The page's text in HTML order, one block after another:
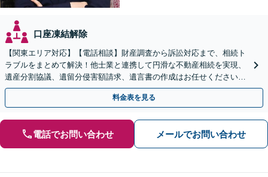
口座凍結解除
【関東エリア対応】【電話相談】財産調査から訴訟対応まで、相続ト
ラブルをまとめて解決！他士業と連携して円滑な不動産相続を実現、
遺産分割協議、遺留分侵害額請求、遺言書の作成はお任せください。
明確な料金体系【オンライン面談可能】
料金表を見る
電話でお問い合わせ メールでお問い合わせ